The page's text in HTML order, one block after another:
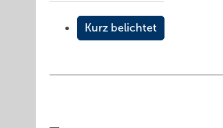
Kurz belichtet